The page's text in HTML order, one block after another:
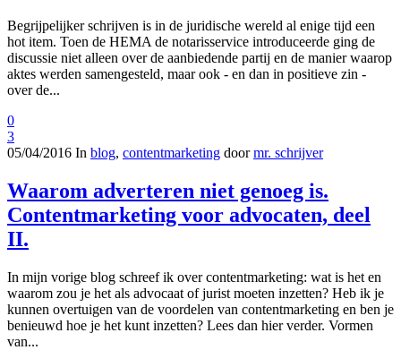
Begrijpelijker schrijven is in de juridische wereld al enige tijd een
hot item. Toen de HEMA de notarisservice introduceerde ging de
discussie niet alleen over de aanbiedende partij en de manier waarop
aktes werden samengesteld, maar ook - en dan in positieve zin -
over de...
0
3
05/04/2016 In blog, contentmarketing door mr. schrijver
Waarom adverteren niet genoeg is.
Contentmarketing voor advocaten, deel
II.
In mijn vorige blog schreef ik over contentmarketing: wat is het en
waarom zou je het als advocaat of jurist moeten inzetten? Heb ik je
kunnen overtuigen van de voordelen van contentmarketing en ben je
benieuwd hoe je het kunt inzetten? Lees dan hier verder. Vormen
van...